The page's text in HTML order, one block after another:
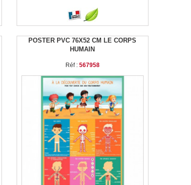
POSTER PVC 76X52 CM LE CORPS
HUMAIN
Réf : 567958